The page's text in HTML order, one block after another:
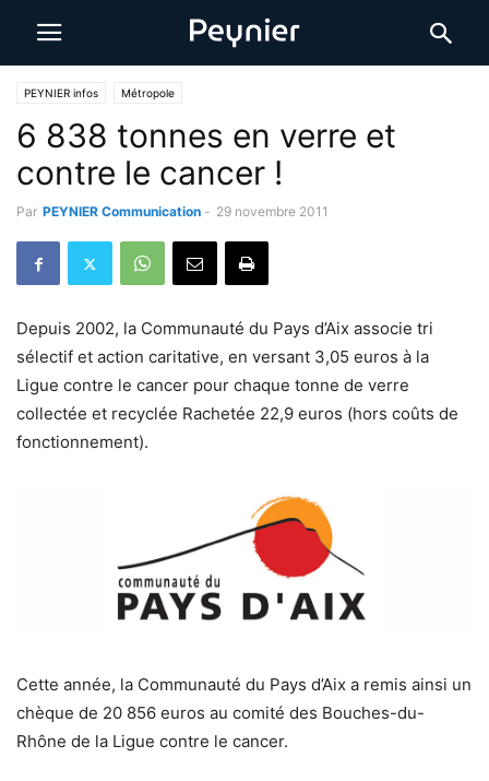
PEYNIER infos Métropole
6 838 tonnes en verre et
contre le cancer !
Par PEYNIER Communication - 29 novembre 2011
Depuis 2002, la Communauté du Pays d’Aix associe tri
sélectif et action caritative, en versant 3,05 euros à la
Ligue contre le cancer pour chaque tonne de verre
collectée et recyclée Rachetée 22,9 euros (hors coûts de
fonctionnement).
Cette année, la Communauté du Pays d’Aix a remis ainsi un
chèque de 20 856 euros au comité des Bouches-du-
Rhône de la Ligue contre le cancer.